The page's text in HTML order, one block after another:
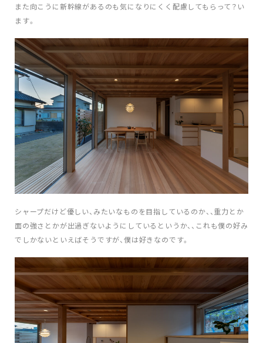
また向こうに新幹線があるのも気になりにくく配慮してもらって？い
ます。
シャープだけど優しい、みたいなものを目指しているのか、、重力とか
面の強さとかが出過ぎないようにしているというか、、これも僕の好み
でしかないといえばそうですが、僕は好きなのです。